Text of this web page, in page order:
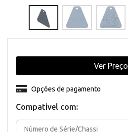
Compativel com:
Opções de pagamento
Ver Preço